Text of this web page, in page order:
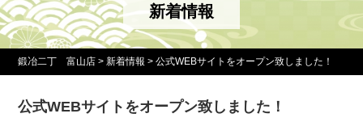
新着情報
鍛冶二丁 富山店 >新着情報 >公式WEBサイトをオープン致しました！
公式WEBサイトをオープン致しました！